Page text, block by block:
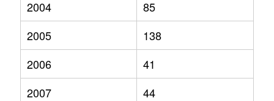
2004
85
2005
138
2006
41
2007
44